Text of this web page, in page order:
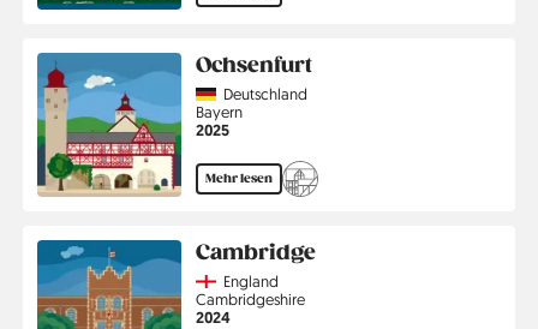
Ochsenfurt
CountryDeutschland
Region
Bayern
Jahr
2025
Mehr lesen
Cambridge
CountryEngland
Region
Cambridgeshire
Jahr
2024